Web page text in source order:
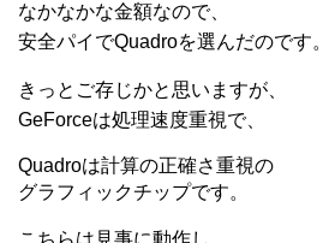
なかなかな金額なので、
安全パイでQuadroを選んだのです。
きっとご存じかと思いますが、
GeForceは処理速度重視で、
Quadroは計算の正確さ重視の
グラフィックチップです。